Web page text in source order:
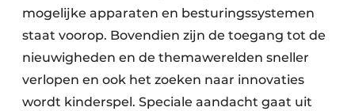
mogelijke apparaten en besturingssystemen
staat voorop. Bovendien zijn de toegang tot de
nieuwigheden en de themawerelden sneller
verlopen en ook het zoeken naar innovaties
wordt kinderspel. Speciale aandacht gaat uit